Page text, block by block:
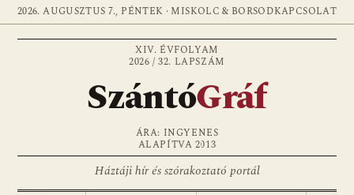
2026. AUGUSZTUS 7., PÉNTEK · MISKOLC & BORSODKAPCSOLAT
XIV. ÉVFOLYAM
2026 / 32. LAPSZÁM
SzántóGráf
ÁRA: INGYENES
ALAPÍTVA 2013
Háztáji hír és szórakoztató portál